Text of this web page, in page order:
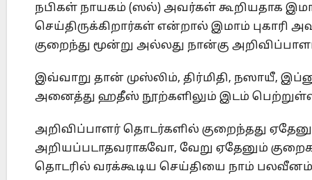
நபிகள் நாயகம் (ஸல்) அவர்கள் கூறியதாக
செய்திருக்கிறார்கள் என்றால் இமாம் புகாரி
குறைந்து மூன்று அல்லது நான்கு
இவ்வாறு தான் முஸ்லிம், திர்மிதி, நஸாயீ,
அனைத்து ஹதீஸ் நூற்களிலும் இடம்
அறிவிப்பாளர் தொடர்களில் குறைந்தது
அறியப்படாதவராகவோ, வேறு ஏதேனும்
தொடரில் வரக்கூடிய செய்தியை நாம் பலவீனம்